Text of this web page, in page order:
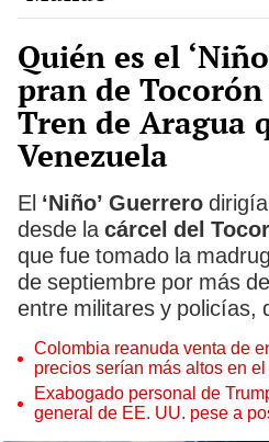
Quién es el
pran de
Tren de Aragua
Venezuela
El ‘Niño’ Guerrero
desde la cárcel del
que fue tomado la
de septiembre por más
entre militares y policías,
Colombia reanuda venta de
precios serían más altos en
según Cenace
Exabogado personal de
general de EE. UU. pese a